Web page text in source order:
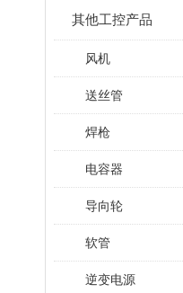
其他工控产品
风机
送丝管
焊枪
电容器
导向轮
软管
逆变电源